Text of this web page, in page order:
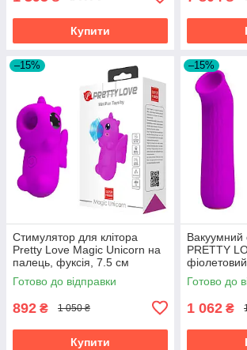
Купити
–15%
Стимулятор для клітора
Pretty Love Magic Unicorn на
палець, фуксія, 7.5 см
Готово до відправки
892 ₴ 1 050 ₴
Купити
–15%
Вакуумний
PRETTY
Готово до
1 062 ₴